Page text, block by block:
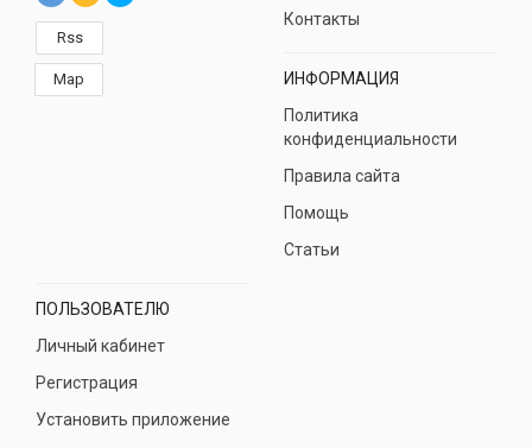
Rss
Map
Контакты
ИНФОРМАЦИЯ
Политика
конфиденциальности
Правила сайта
Помощь
Статьи
ПОЛЬЗОВАТЕЛЮ
Личный кабинет
Регистрация
Установить приложение